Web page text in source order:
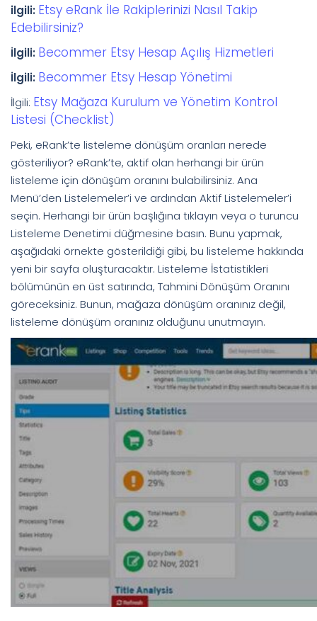
ilgili: Etsy eRank İle Rakiplerinizi Nasıl Takip
Edebilirsiniz?
İlgili: Becommer Etsy Hesap Açılış Hizmetleri
İlgili: Becommer Etsy Hesap Yönetimi
İlgili: Etsy Mağaza Kurulum ve Yönetim Kontrol
Listesi (Checklist)
Peki, eRank’te listeleme dönüşüm oranları nerede
gösteriliyor? eRank’te, aktif olan herhangi bir ürün
listeleme için dönüşüm oranını bulabilirsiniz. Ana
Menü’den Listelemeler’i ve ardından Aktif Listelemeler’i
seçin. Herhangi bir ürün başlığına tıklayın veya o turuncu
Listeleme Denetimi düğmesine basın. Bunu yapmak,
aşağıdaki örnekte gösterildiği gibi, bu listeleme hakkında
yeni bir sayfa oluşturacaktır. Listeleme İstatistikleri
bölümünün en üst satırında, Tahmini Dönüşüm Oranını
göreceksiniz. Bunun, mağaza dönüşüm oranınız değil,
listeleme dönüşüm oranınız olduğunu unutmayın.